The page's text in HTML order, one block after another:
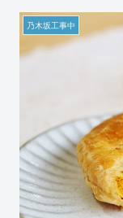
乃木坂工事中